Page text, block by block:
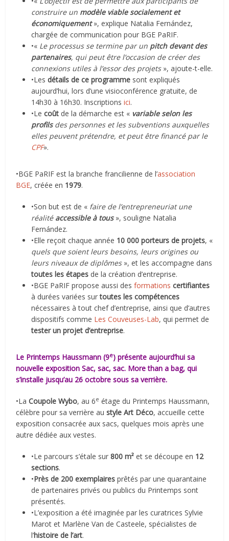
construire un modèle viable socialement et
économiquement », explique Natalia Fernández,
chargée de communication pour BGE PaRIF.
•« Le processus se termine par un pitch devant des
partenaires, qui peut être l’occasion de créer des
connexions utiles à l’essor des projets », ajoute-t-elle.
•Lesdétails de ce programme sont expliqués
aujourd’hui, lors d’une visioconférence gratuite, de
14h30 à 16h30. Inscriptionsici.
•Lecoût de la démarche est « variable selon les
profils des personnes et les subventions auxquelles
elles peuvent prétendre, et peut être financé par le
CPF».
•BGE PaRIF est la branche francilienne de l’association
BGE, créée en 1979.
•Son but est de « faire de l’entrepreneuriat une
réalité accessible à tous », souligne Natalia
Fernández.
•Elle reçoit chaque année 10 000 porteurs de projets, «
quels que soient leurs besoins, leurs origines ou
leurs niveaux de diplômes », et les accompagne dans
toutes les étapes de la création d’entreprise.
•BGE PaRIF propose aussi desformations certifiantes
à durées variées surtoutes les compétences
nécessaires à tout chef d’entreprise, ainsi que d’autres
dispositifs comme Les Couveuses-Lab, qui permet de
tester un projet d’entreprise.
Le Printemps Haussmann (9e) présente aujourd’hui sa
nouvelle exposition Sac, sac, sac. More than a bag, qui
s’installe jusqu’au 26 octobre sous sa verrière.
•LaCoupole Wybo, au 6e étage du Printemps Haussmann,
célèbre pour sa verrière austyle Art Déco, accueille cette
exposition consacrée aux sacs, quelques mois après une
autre dédiée aux vestes.
•Le parcours s’étale sur 800 m² et se découpe en 12
sections.
•Près de 200 exemplaires prêtés par une quarantaine
de partenaires privés ou publics du Printemps sont
présentés.
•L’exposition a été imaginée par les curatrices Sylvie
Marot et Marlène Van de Casteele, spécialistes de
l’histoire de l’art.